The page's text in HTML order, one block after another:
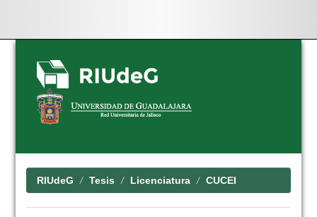
Skip
navigation
RIUdeG Tesis Licenciatura CUCEI